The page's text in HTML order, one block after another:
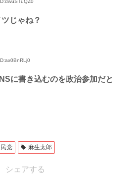
ID:dwuSTuQZ0
じゃね？
に書き込むのを政治参加だと
党 麻生太郎
シェアする